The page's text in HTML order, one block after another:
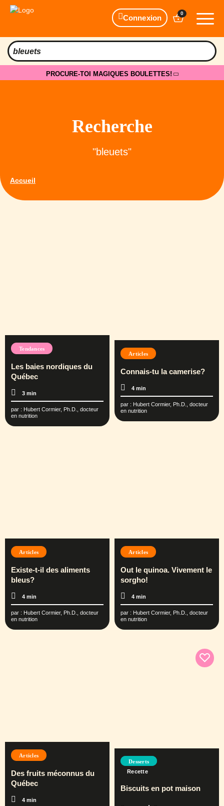
Connexion
0
PROCURE-TOI MAGIQUES BOULETTES!
Recherche
"bleuets"
Accueil
Tendances
Les baies nordiques du
Québec
3 min
par : Hubert Cormier, Ph.D., docteur
en nutrition
Articles
Connais-tu la camerise?
4 min
par : Hubert Cormier, Ph.D., docteur
en nutrition
Articles
Existe-t-il des aliments
bleus?
4 min
par : Hubert Cormier, Ph.D., docteur
en nutrition
Articles
Out le quinoa. Vivement le
sorgho!
4 min
par : Hubert Cormier, Ph.D., docteur
en nutrition
Articles
Des fruits méconnus du
Québec
4 min
Desserts
Recette
Biscuits en pot maison